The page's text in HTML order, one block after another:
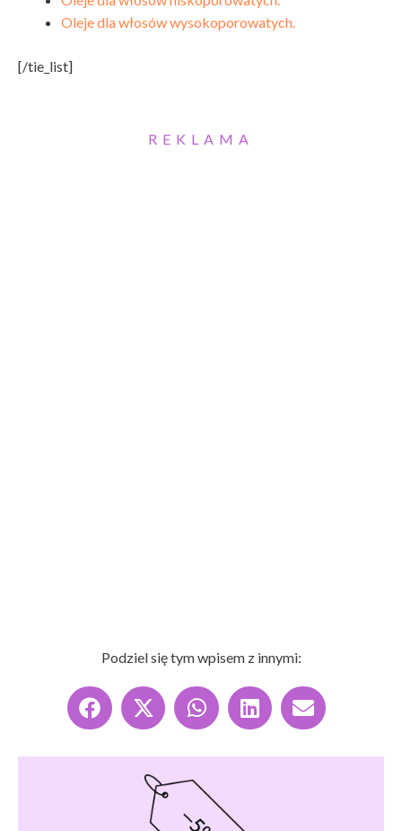
Oleje dla włosów wysokoporowatych.
[/tie_list]
REKLAMA
Podziel się tym wpisem z innymi: